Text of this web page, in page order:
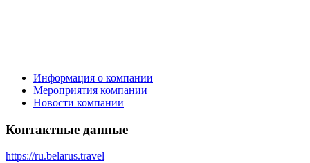
Информация о компании
Мероприятия компании
Новости компании
Контактные данные
https://ru.belarus.travel